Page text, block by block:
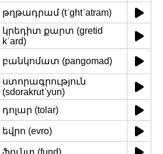
թղթադրամ (tʿghtʿatram)
կրեդիտ քարտ (gretid
kʿard)
բանկոմատ (pangomad)
ստորագրություն
(sdorakrutʿyun)
դոլար (tolar)
եվրո (evro)
ֆունտ (fund)